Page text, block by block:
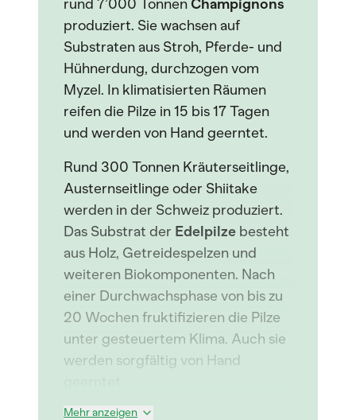
rund 7’000 TonnenChampignons
produziert. Sie wachsen auf
Substraten aus Stroh, Pferde- und
Hühnerdung, durchzogen vom
Myzel. In klimatisierten Räumen
reifen die Pilze in 15 bis 17 Tagen
und werden von Hand geerntet.
Rund 300 Tonnen Kräuterseitlinge,
Austernseitlinge oder Shiitake
werden in der Schweiz produziert.
Das Substrat der Edelpilze besteht
aus Holz, Getreidespelzen und
weiteren Biokomponenten. Nach
einer Durchwachsphase von bis zu
20 Wochen fruktifizieren die Pilze
unter gesteuertem Klima. Auch sie
werden sorgfältig von Hand
Mehr anzeigen